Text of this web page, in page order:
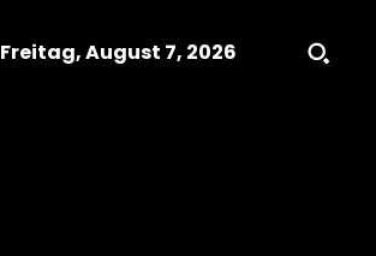
Freitag, August 7, 2026